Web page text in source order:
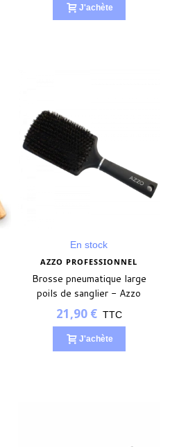
J'achète
En stock
AZZO PROFESSIONNEL
Brosse pneumatique large
poils de sanglier - Azzo
Professionnel
21,90 € TTC
J'achète